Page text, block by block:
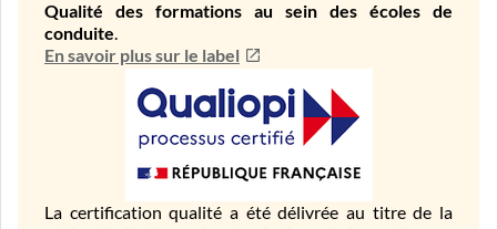
Qualité des formations au sein des écoles de
conduite.
En savoir plus sur le label
La certification qualité a été délivrée au titre de la